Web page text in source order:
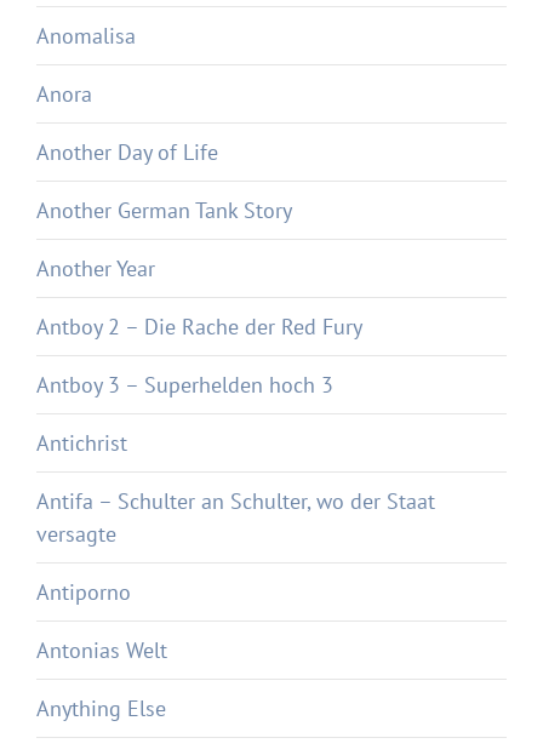
Anomalisa
Anora
Another Day of Life
Another German Tank Story
Another Year
Antboy 2 – Die Rache der Red Fury
Antboy 3 – Superhelden hoch 3
Antichrist
Antifa – Schulter an Schulter, wo der Staat
versagte
Antiporno
Antonias Welt
Anything Else